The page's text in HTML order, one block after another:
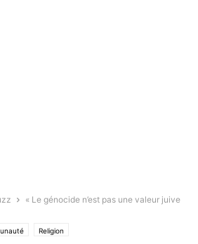
« Le génocide n’est pas une valeur juive
Religion